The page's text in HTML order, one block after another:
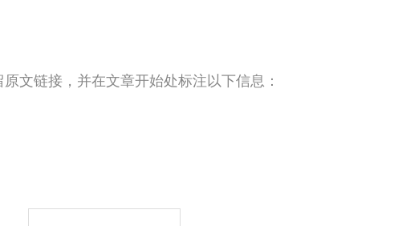
文链接，并在文章开始处标注以下信息：